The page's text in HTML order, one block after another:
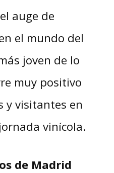
auge de
el mundo del
joven de lo
muy positivo
y visitantes en
vinícola.
de Madrid